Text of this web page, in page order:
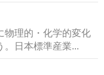
物理的・化学的変化
。日本標準産業...